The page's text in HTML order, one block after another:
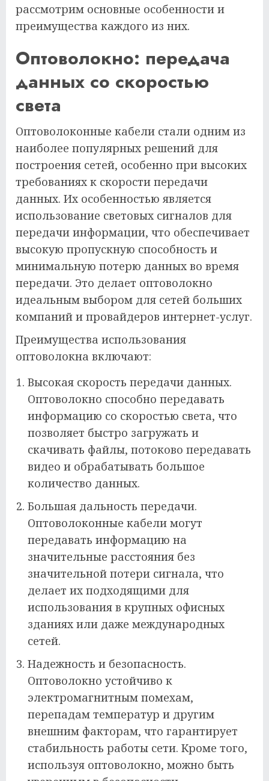
рассмотрим основные особенности и
преимущества каждого из них.
Оптоволокно: передача
данных со скоростью
света
Оптоволоконные кабели стали одним из
наиболее популярных решений для
построения сетей, особенно при высоких
требованиях к скорости передачи
данных. Их особенностью является
использование световых сигналов для
передачи информации, что обеспечивает
высокую пропускную способность и
минимальную потерю данных во время
передачи. Это делает оптоволокно
идеальным выбором для сетей больших
компаний и провайдеров интернет-услуг.
Преимущества использования
оптоволокна включают:
Высокая скорость передачи данных.
Оптоволокно способно передавать
информацию со скоростью света, что
позволяет быстро загружать и
скачивать файлы, потоково передавать
видео и обрабатывать большое
количество данных.
Большая дальность передачи.
Оптоволоконные кабели могут
передавать информацию на
значительные расстояния без
значительной потери сигнала, что
делает их подходящими для
использования в крупных офисных
зданиях или даже международных
сетей.
Надежность и безопасность.
Оптоволокно устойчиво к
электромагнитным помехам,
перепадам температур и другим
внешним факторам, что гарантирует
стабильность работы сети. Кроме того,
используя оптоволокно, можно быть